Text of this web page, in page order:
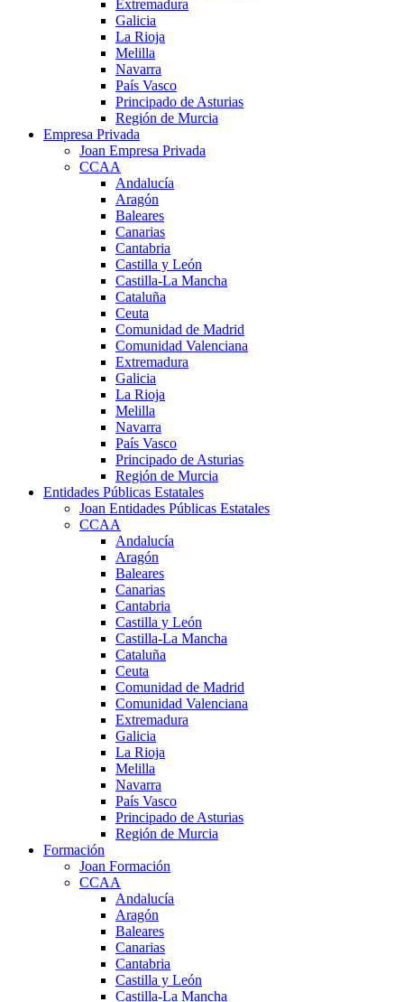
Extremadura
Galicia
La Rioja
Melilla
Navarra
País Vasco
Principado de Asturias
Región de Murcia
Empresa Privada
Joan Empresa Privada
CCAA
Andalucía
Aragón
Baleares
Canarias
Cantabria
Castilla y León
Castilla-La Mancha
Cataluña
Ceuta
Comunidad de Madrid
Comunidad Valenciana
Extremadura
Galicia
La Rioja
Melilla
Navarra
País Vasco
Principado de Asturias
Región de Murcia
Entidades Públicas Estatales
Joan Entidades Públicas Estatales
CCAA
Andalucía
Aragón
Baleares
Canarias
Cantabria
Castilla y León
Castilla-La Mancha
Cataluña
Ceuta
Comunidad de Madrid
Comunidad Valenciana
Extremadura
Galicia
La Rioja
Melilla
Navarra
País Vasco
Principado de Asturias
Región de Murcia
Formación
Joan Formación
CCAA
Andalucía
Aragón
Baleares
Canarias
Cantabria
Castilla y León
Castilla-La Mancha